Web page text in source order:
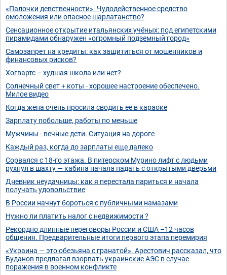
«Палочки девственности». Чудодейственное средство
омоложения или опасное шарлатанство?
Сенсационное открытие итальянских учёных: под египетскими
пирамидами обнаружен «огромный подземный город»
Самозапрет на кредиты: как защититься от мошенников и
финансовых рисков?
Хогвартс – худшая школа или нет?
Солнечный свет + коты - хорошее настроение обеспечено.
Милое видео
Когда жена очень просила сводить ее в караоке
Зарплату побольше, работы по меньше
Мужчины - вечные дети. Ситуация на дороге
Каждый раз, когда до зарплаты еще далеко
Сорвался с 18-го этажа. В питерском Мурино лифт с людьми
рухнул в шахту — кабина начала падать с открытыми дверьми
Дневник неудачницы: как я перестала париться и начала
получать удовольствие
В России начнут бороться с публичными намазами
Нужно ли платить налог с недвижимости ?
Рекордно длинные переговоры России и США –12 часов
общения. Предварительные итоги первого этапа перемирия
«Украина — это обезьяна с гранатой». Арестович рассказал, что
Буданов предлагал взорвать украинские АЭС в случае
поражения в военном конфликте